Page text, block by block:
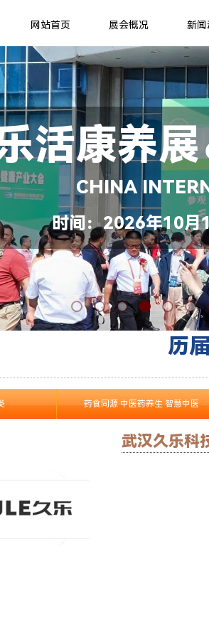
网站首页 展会概况 新闻
活康养
CHINA
时间：2026年10月
历
药食同源 中医药养生 智慧中医
武汉久乐科